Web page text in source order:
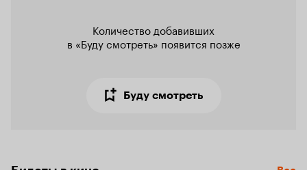
Количество добавивших
в «Буду смотреть» появится позже
Буду смотреть